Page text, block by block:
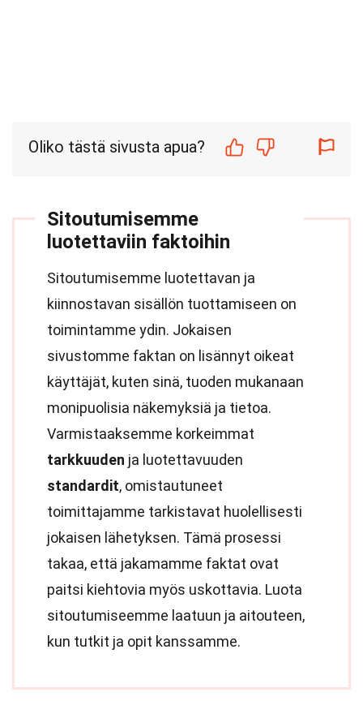
Oliko tästä sivusta apua?
Sitoutumisemme
luotettaviin faktoihin
Sitoutumisemme luotettavan ja
kiinnostavan sisällön tuottamiseen on
toimintamme ydin. Jokaisen
sivustomme faktan on lisännyt oikeat
käyttäjät, kuten sinä, tuoden mukanaan
monipuolisia näkemyksiä ja tietoa.
Varmistaaksemme korkeimmat
tarkkuuden ja luotettavuuden
standardit, omistautuneet
toimittajamme tarkistavat huolellisesti
jokaisen lähetyksen. Tämä prosessi
takaa, että jakamamme faktat ovat
paitsi kiehtovia myös uskottavia. Luota
sitoutumiseemme laatuun ja aitouteen,
kun tutkit ja opit kanssamme.